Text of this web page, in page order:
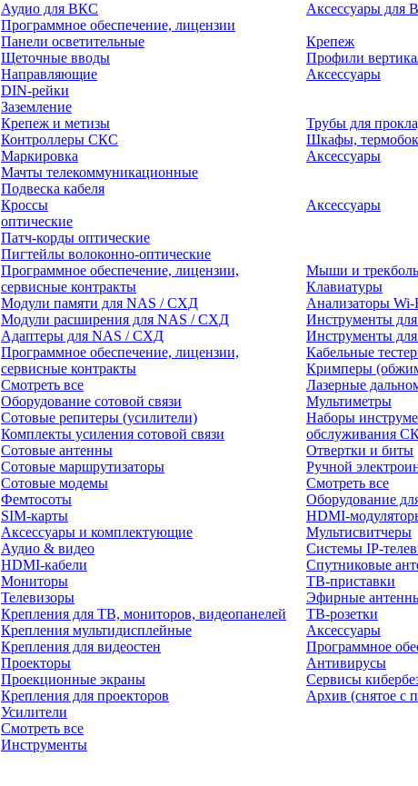
Аудио для ВКС
Программное обеспечение, лицензии
Аксессуары для
Панели осветительные
Щеточные вводы
Направляющие
DIN-рейки
Заземление
Крепеж
Профили
Аксессуары
Крепеж и метизы
Контроллеры СКС
Маркировка
Мачты телекоммуникационные
Подвеска кабеля
Трубы для
Шкафы,
Аксессуары
Кроссы
оптические
Аксессуары
Патч-корды оптические
Пигтейлы волоконно-оптические
Программное обеспечение, лицензии,
сервисные контракты
Мыши и
Клавиатуры
Модули памяти для NAS / СХД
Модули расширения для NAS / СХД
Адаптеры для NAS / СХД
Программное обеспечение, лицензии,
сервисные контракты
Смотреть все
Оборудование сотовой связи
Сотовые репитеры (усилители)
Комплекты усиления сотовой связи
Сотовые антенны
Сотовые маршрутизаторы
Сотовые модемы
Фемтосоты
SIM-карты
Аксессуары и комплектующие
Аудио & видео
HDMI-кабели
Мониторы
Телевизоры
Крепления для ТВ, мониторов, видеопанелей
Крепления мультидисплейные
Крепления для видеостен
Проекторы
Проекционные экраны
Крепления для проекторов
Усилители
Смотреть все
Инструменты
Анализаторы Wi-
Инструменты для
Инструменты для
Кабельные
Кримперы
Лазерные
Мультиметры
Наборы
обслуживания
Отвертки и биты
Ручной
Смотреть все
Оборудование
HDMI-
Мультисвитчеры
Системы IP-
Спутниковые
ТВ-приставки
Эфирные
ТВ-розетки
Аксессуары
Программное
Антивирусы
Сервисы
Архив (снятое с